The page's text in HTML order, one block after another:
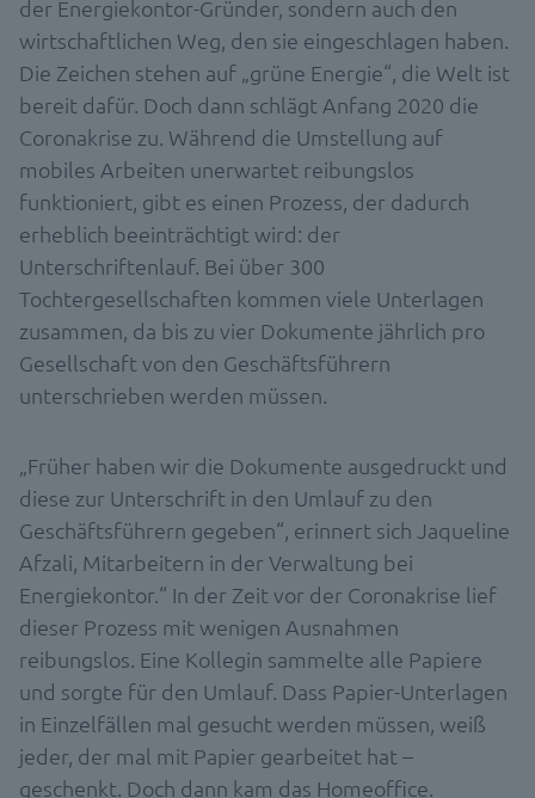
der Energiekontor-Gründer, sondern auch den
wirtschaftlichen Weg, den sie eingeschlagen haben.
Die Zeichen stehen auf „grüne Energie“, die Welt ist
bereit dafür. Doch dann schlägt Anfang 2020 die
Coronakrise zu. Während die Umstellung auf
mobiles Arbeiten unerwartet reibungslos
funktioniert, gibt es einen Prozess, der dadurch
erheblich beeinträchtigt wird: der
Unterschriftenlauf. Bei über 300
Tochtergesellschaften kommen viele Unterlagen
zusammen, da bis zu vier Dokumente jährlich pro
Gesellschaft von den Geschäftsführern
unterschrieben werden müssen.
„Früher haben wir die Dokumente ausgedruckt und
diese zur Unterschrift in den Umlauf zu den
Geschäftsführern gegeben“, erinnert sich Jaqueline
Afzali, Mitarbeitern in der Verwaltung bei
Energiekontor.“ In der Zeit vor der Coronakrise lief
dieser Prozess mit wenigen Ausnahmen
reibungslos. Eine Kollegin sammelte alle Papiere
und sorgte für den Umlauf. Dass Papier-Unterlagen
in Einzelfällen mal gesucht werden müssen, weiß
jeder, der mal mit Papier gearbeitet hat –
geschenkt. Doch dann kam das Homeoffice.